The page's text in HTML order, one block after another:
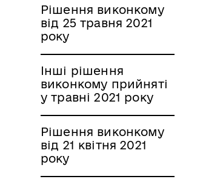
Рішення виконкому
від 25 травня 2021
року
Інші рішення
виконкому прийняті
у травні 2021 року
Рішення виконкому
від 21 квітня 2021
року